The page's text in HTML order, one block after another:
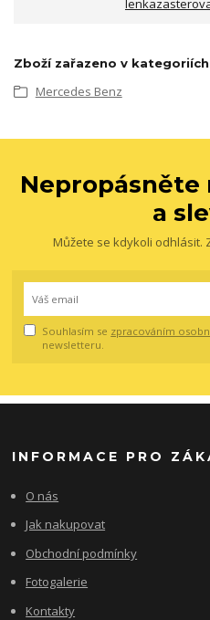
Zboží zařazeno v kategoriích
Mercedes Benz
Nepropásněte
a
Můžete se kdykoli odhlásit.
Souhlasím se zpracováním
newsletteru.
INFORMACE PRO
O nás
Jak nakupovat
Obchodní podmínky
Fotogalerie
Kontakty